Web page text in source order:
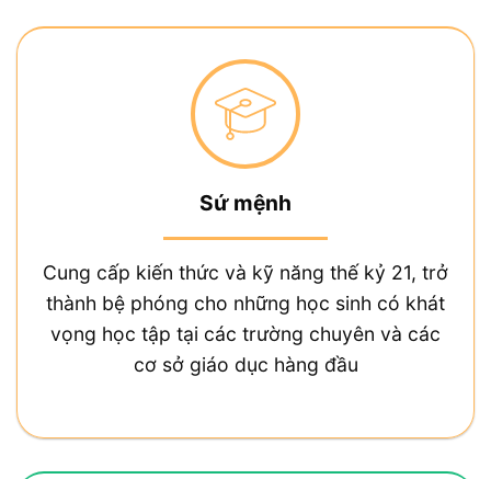
Sứ mệnh
Cung cấp kiến thức và kỹ năng thế kỷ 21, trở
thành bệ phóng cho những học sinh có khát
vọng học tập tại các trường chuyên và các
cơ sở giáo dục hàng đầu